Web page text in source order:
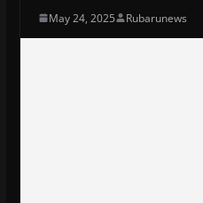
May 24, 2025 Rubarunews